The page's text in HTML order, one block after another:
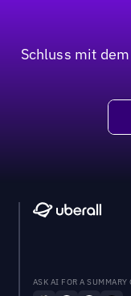
Schluss mit
ASK AI FOR A